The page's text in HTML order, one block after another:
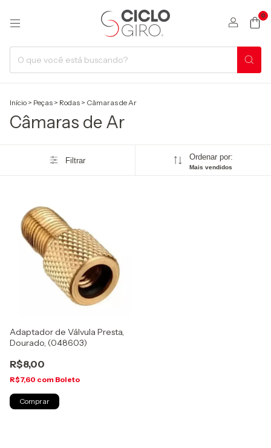
0
Início > Peças > Rodas > Câmaras de Ar
Câmaras de Ar
Filtrar Ordenar por:
Mais vendidos
Adaptador de Válvula Presta,
Dourado, (048603)
R$8,00
R$7,60 com Boleto